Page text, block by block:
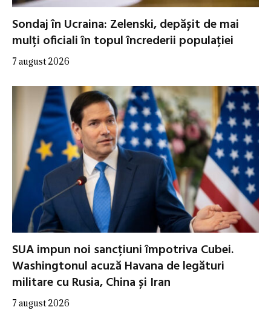
Sondaj în Ucraina: Zelenski, depășit de mai
mulți oficiali în topul încrederii populației
7 august 2026
SUA impun noi sancțiuni împotriva Cubei.
Washingtonul acuză Havana de legături
militare cu Rusia, China și Iran
7 august 2026